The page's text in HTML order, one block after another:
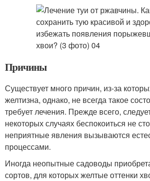
Причины
Существует много причин, из-за
желтизна, однако, не всегда такое
требует лечения. Прежде всего,
некоторых случаях беспокоиться не
неприятные явления вызываются
процессами.
Иногда неопытные садоводы
сортов, для которых желтые оттенки